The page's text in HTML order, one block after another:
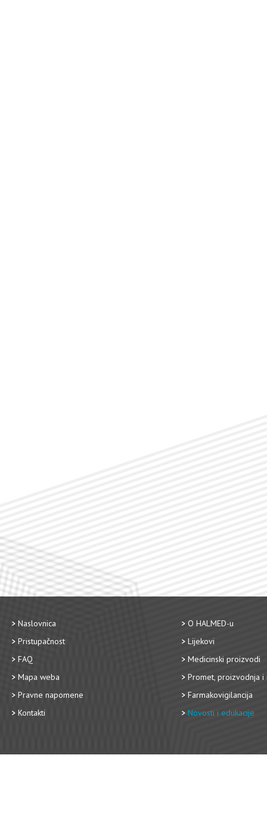
Naslovnica
Pristupačnost
FAQ
Mapa weba
Pravne napomene
Kontakti
O HALMED-u
Lijekovi
Medicinski proizvodi
Promet, proizvodnja i
Farmakovigilancija
Novosti i edukacije